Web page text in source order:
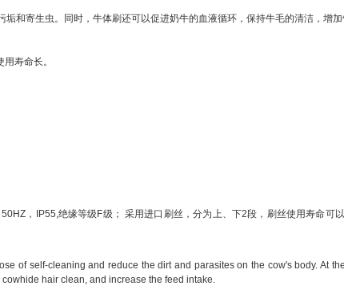
和寄生虫。同时，牛体刷还可以促进奶牛的血液循环，保持牛毛的清洁，增加
寿命长。
，IP55,绝缘等级F级； 采用进口刷丝，分为上、下2段，刷丝使用寿命可
of self-cleaning and reduce the dirt and parasites on the cow's body. At
hair clean, and increase the feed intake.